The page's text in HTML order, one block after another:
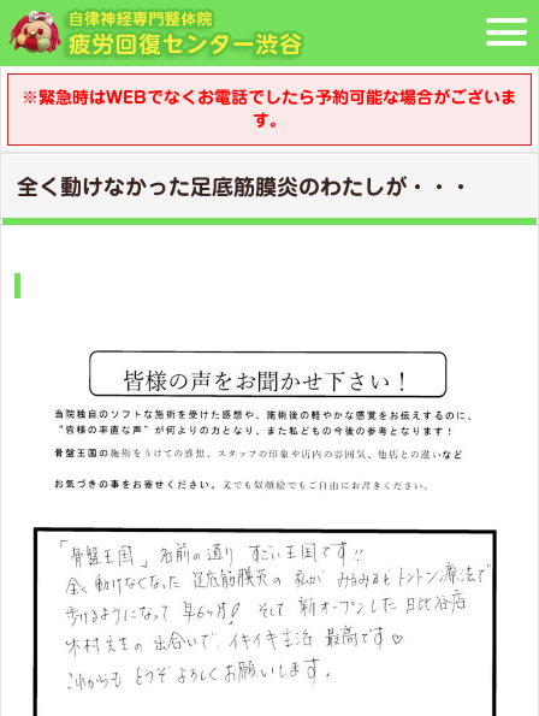
※緊急時はWEBでなくお電話でしたら予約可能な場合がございま
す。
全く動けなかった足底筋膜炎のわたしが・・・